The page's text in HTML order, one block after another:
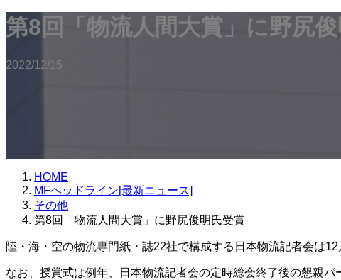
第8回「物流人間大賞」に野尻
2022/12/15
HOME
MFヘッドライン[最新ニュース]
その他
第8回「物流人間大賞」に野尻俊明氏受賞
陸・海・空の物流専門紙・誌22社で構成する日本物流記者会は
なお、授賞式は例年、日本物流記者会の定時総会終了後の懇親